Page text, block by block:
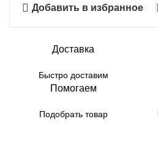
Добавить в избранное
Доставка
Быстро доставим
Помогаем
Подобрать товар